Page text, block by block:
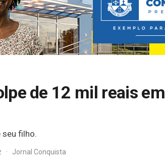
de 12 mil reais em
seu filho.
· Jornal Conquista